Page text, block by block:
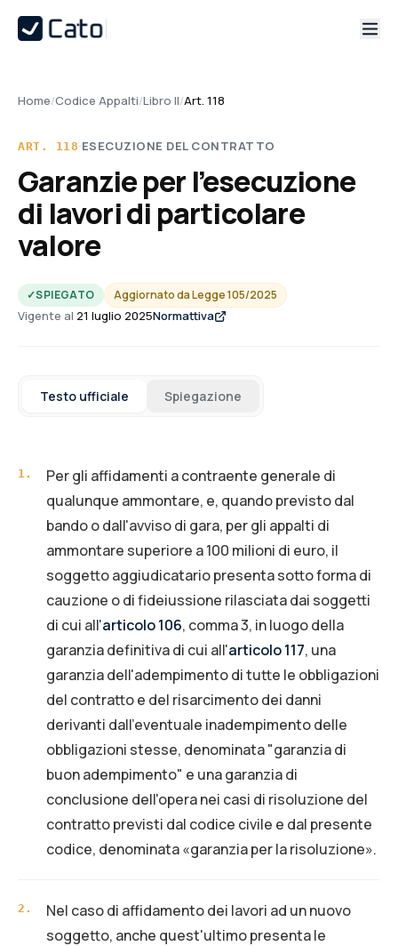
Home/Codice Appalti/Libro II/Art. 118
ART. 118·ESECUZIONE DEL CONTRATTO
Garanzie per l’esecuzione
di lavori di particolare
valore
✓SPIEGATO Aggiornato daLegge 105/2025
Vigente al 21 luglio 2025Normattiva
Testo ufficiale Spiegazione
1.
Per gli affidamenti a contraente generale di
qualunque ammontare, e, quando previsto dal
bando o dall'avviso di gara, per gli appalti di
ammontare superiore a 100 milioni di euro, il
soggetto aggiudicatario presenta sotto forma di
cauzione o di fideiussione rilasciata dai soggetti
di cui all'articolo 106, comma 3, in luogo della
garanzia definitiva di cui all'articolo 117, una
garanzia dell'adempimento di tutte le obbligazioni
del contratto e del risarcimento dei danni
derivanti dall'eventuale inadempimento delle
obbligazioni stesse, denominata "garanzia di
buon adempimento" e una garanzia di
conclusione dell'opera nei casi di risoluzione del
contratto previsti dal codice civile e dal presente
codice, denominata «garanzia per la risoluzione».
2 .
Nel caso di affidamento dei lavori ad un nuovo
soggetto, anche quest'ultimo presenta le